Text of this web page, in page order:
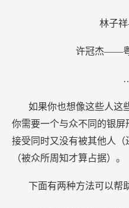
林子
许冠杰——
如果你也想像这些人这
你需要一个与众不同的银
接受同时又没有被其他人
（被众所周知才算占据）。
下面有两种方法可以帮